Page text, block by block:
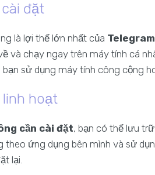
đặt
là lợi thế lớn nhất của
và chạy ngay trên máy tính cá
sử dụng máy tính công cộng
linh hoạt
cần cài đặt, bạn có thể lưu
theo ứng dụng bên mình và sử
lại.